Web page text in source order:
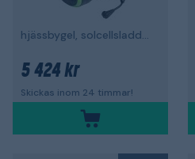
hjässbygel, solcellsladdning, Bluetooth MultiPoint
5 424 kr
Skickas inom 24 timmar!